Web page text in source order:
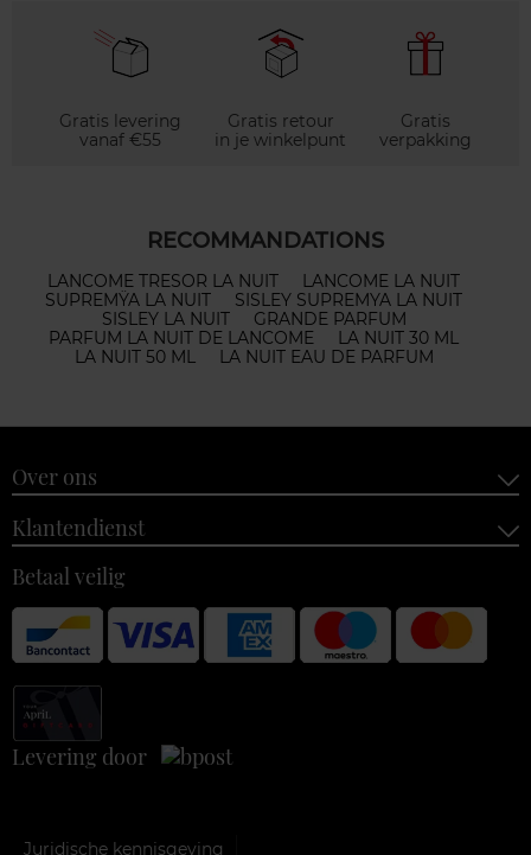
Gratis levering
vanaf €55
Gratis retour
in je winkelpunt
Gratis
verpakking
RECOMMANDATIONS
LANCOME TRESOR LA NUIT
LANCOME LA NUIT
SUPREMŸA LA NUIT
SISLEY SUPREMYA LA NUIT
SISLEY LA NUIT
GRANDE PARFUM
PARFUM LA NUIT DE LANCOME
LA NUIT 30 ML
LA NUIT 50 ML
LA NUIT EAU DE PARFUM
Over ons
Klantendienst
Betaal veilig
Levering door
Juridische kennisgeving